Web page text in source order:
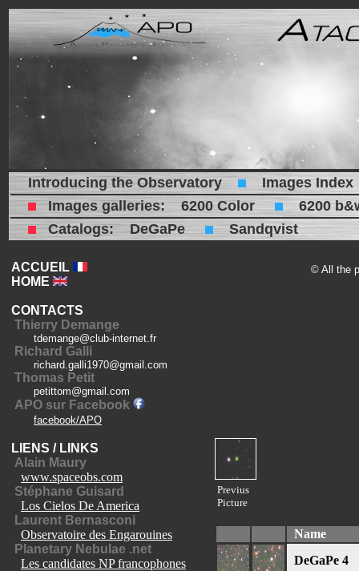
Introducing the Observatory
Images Index
Images galleries: 6200 Color
6200
Catalogs:DeGaPe Sandqvist
ACCUEIL
HOME
CONTACTS
Thierry Demange
tdemange@club-internet.fr
Richard Galli
richard.galli1970@gmail.com
Thomas Petit
petittom@gmail.com
APO sur Facebook
facebook/APO
LIENS / LINKS
Alain Maury
www.spaceobs.com
Stéphane Guisard
Los Cielos De America
Laurent Bernasconi
Observatoire des Engarouines
Planetary Nebulae .net
Les candidates NP francophones
© All the
Previus
Picture
Name
DeGaPe 4